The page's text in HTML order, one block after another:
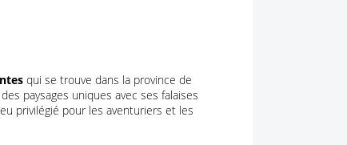
qui se trouve dans la province de
paysages uniques avec ses falaises
privilégié pour les aventuriers et les